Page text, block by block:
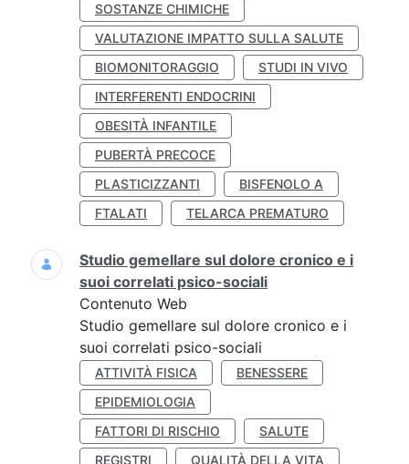
SOSTANZE CHIMICHE
VALUTAZIONE IMPATTO SULLA SALUTE
BIOMONITORAGGIO
STUDI IN VIVO
INTERFERENTI ENDOCRINI
OBESITÀ INFANTILE
PUBERTÀ PRECOCE
PLASTICIZZANTI
BISFENOLO A
FTALATI
TELARCA PREMATURO
Studio gemellare sul dolore cronico e i
suoi correlati psico-sociali
Contenuto Web
Studio gemellare sul dolore cronico e i
suoi correlati psico-sociali
ATTIVITÀ FISICA
BENESSERE
EPIDEMIOLOGIA
FATTORI DI RISCHIO
SALUTE
REGISTRI
QUALITÀ DELLA VITA